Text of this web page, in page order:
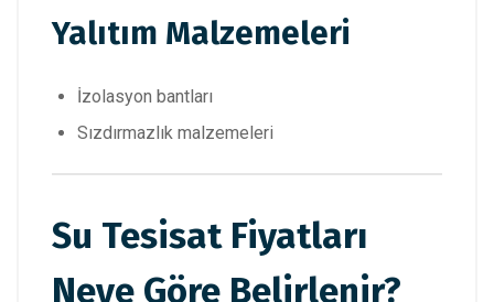
Yalıtım Malzemeleri
İzolasyon bantları
Sızdırmazlık malzemeleri
Su Tesisat Fiyatları
Neye Göre Belirlenir?